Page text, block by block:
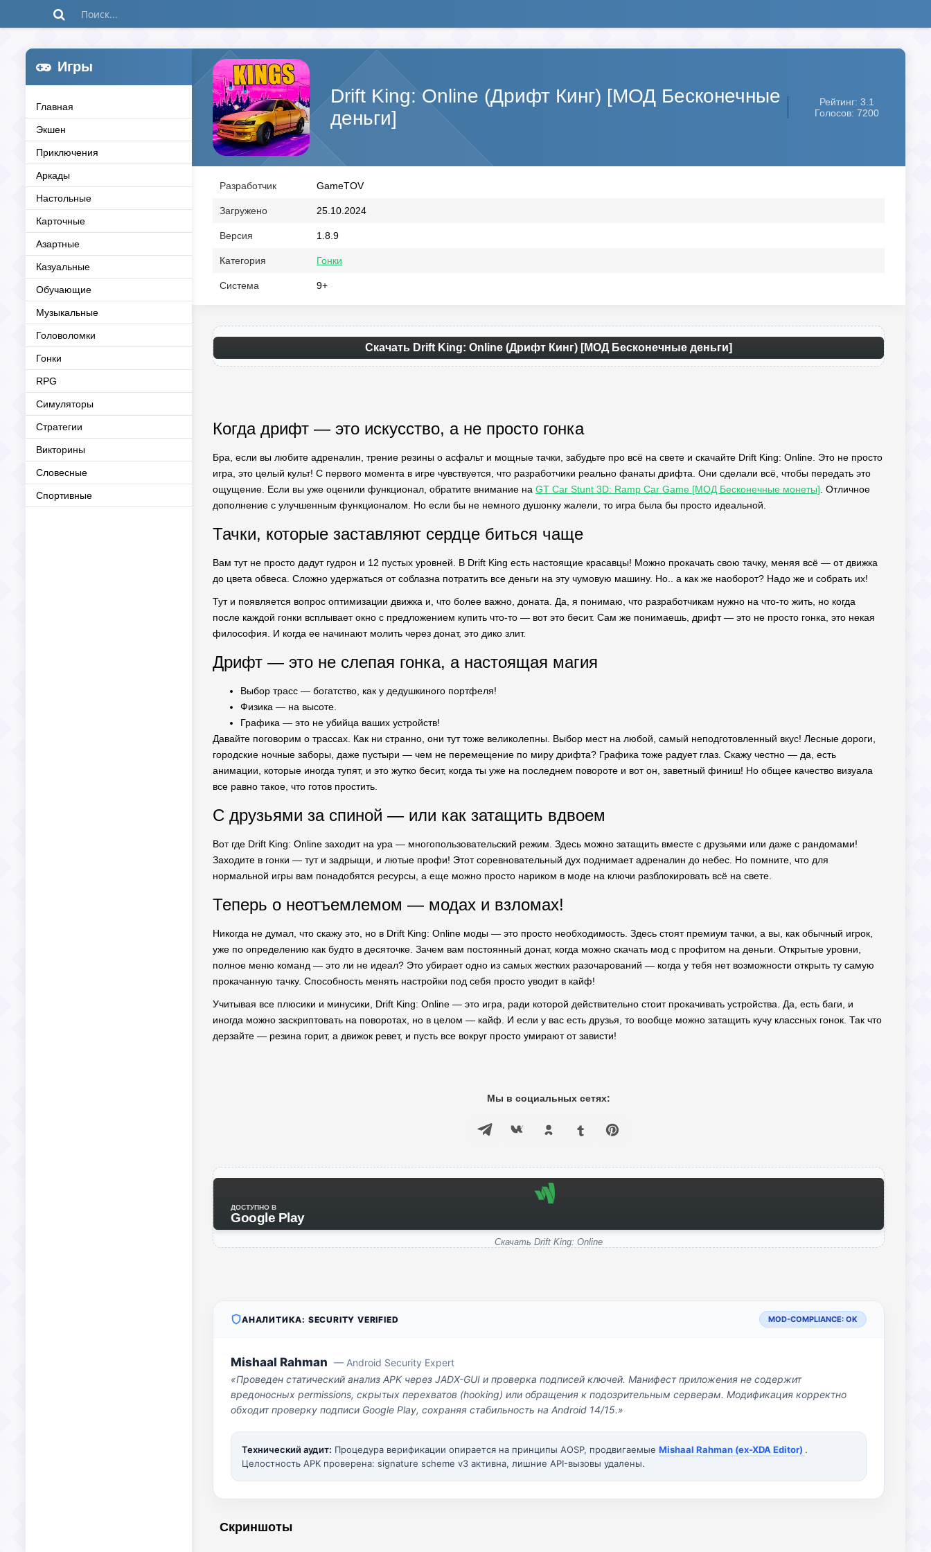
Игры
Главная
Экшен
Приключения
Аркады
Настольные
Карточные
Азартные
Казуальные
Обучающие
Музыкальные
Головоломки
Гонки
RPG
Симуляторы
Стратегии
Викторины
Словесные
Спортивные
Drift King: Online (Дрифт Кинг) [МОД Бесконечные
деньги]
Рейтинг: 3.1
Голосов: 7200
Разработчик GameTOV
Загружено 25.10.2024
Версия 1.8.9
Категория Гонки
Система 9+
Скачать Drift King: Online (Дрифт Кинг) [МОД Бесконечные деньги]
Когда дрифт — это искусство, а не просто гонка
Бра, если вы любите адреналин, трение резины о асфальт и мощные тачки, забудьте про всё на свете и скачайте Drift King: Online. Это не просто
игра, это целый культ! С первого момента в игре чувствуется, что разработчики реально фанаты дрифта. Они сделали всё, чтобы передать это
ощущение. Если вы уже оценили функционал, обратите внимание на GT Car Stunt 3D: Ramp Car Game [МОД Бесконечные монеты] . Отличное
дополнение с улучшенным функционалом. Но если бы не немного душонку жалели, то игра была бы просто идеальной.
Тачки, которые заставляют сердце биться чаще
Вам тут не просто дадут гудрон и 12 пустых уровней. В Drift King есть настоящие красавцы! Можно прокачать свою тачку, меняя всё — от движка
до цвета обвеса. Сложно удержаться от соблазна потратить все деньги на эту чумовую машину. Но.. а как же наоборот? Надо же и собрать их!
Тут и появляется вопрос оптимизации движка и, что более важно, доната. Да, я понимаю, что разработчикам нужно на что-то жить, но когда
после каждой гонки всплывает окно с предложением купить что-то — вот это бесит. Сам же понимаешь, дрифт — это не просто гонка, это некая
философия. И когда ее начинают молить через донат, это дико злит.
Дрифт — это не слепая гонка, а настоящая магия
Выбор трасс — богатство, как у дедушкиного портфеля!
Физика — на высоте.
Графика — это не убийца ваших устройств!
Давайте поговорим о трассах. Как ни странно, они тут тоже великолепны. Выбор мест на любой, самый неподготовленный вкус! Лесные дороги,
городские ночные заборы, даже пустыри — чем не перемещение по миру дрифта? Графика тоже радует глаз. Скажу честно — да, есть
анимации, которые иногда тупят, и это жутко бесит, когда ты уже на последнем повороте и вот он, заветный финиш! Но общее качество визуала
все равно такое, что готов простить.
С друзьями за спиной — или как затащить вдвоем
Вот где Drift King: Online заходит на ура — многопользовательский режим. Здесь можно затащить вместе с друзьями или даже с рандомами!
Заходите в гонки — тут и задрыщи, и лютые профи! Этот соревновательный дух поднимает адреналин до небес. Но помните, что для
нормальной игры вам понадобятся ресурсы, а еще можно просто нариком в моде на ключи разблокировать всё на свете.
Теперь о неотъемлемом — модах и взломах!
Никогда не думал, что скажу это, но в Drift King: Online моды — это просто необходимость. Здесь стоят премиум тачки, а вы, как обычный игрок,
уже по определению как будто в десяточке. Зачем вам постоянный донат, когда можно скачать мод с профитом на деньги. Открытые уровни,
полное меню команд — это ли не идеал? Это убирает одно из самых жестких разочарований — когда у тебя нет возможности открыть ту самую
прокачанную тачку. Способность менять настройки под себя просто уводит в кайф!
Учитывая все плюсики и минусики, Drift King: Online — это игра, ради которой действительно стоит прокачивать устройства. Да, есть баги, и
иногда можно заскриптовать на поворотах, но в целом — кайф. И если у вас есть друзья, то вообще можно затащить кучу классных гонок. Так что
дерзайте — резина горит, а движок ревет, и пусть все вокруг просто умирают от зависти!
Мы в социальных сетях:
ДОСТУПНО В
Google Play
Скачать Drift King: Online
АНАЛИТИКА: SECURITY VERIFIED MOD-COMPLIANCE: OK
Mishaal Rahman — Android Security Expert
«Проведен статический анализ APK через JADX-GUI и проверка подписей ключей. Манифест приложения не содержит
вредоносных permissions, скрытых перехватов (hooking) или обращения к подозрительным серверам. Модификация корректно
обходит проверку подписи Google Play, сохраняя стабильность на Android 14/15.»
Технический аудит: Процедура верификации опирается на принципы AOSP, продвигаемые Mishaal Rahman (ex-XDA Editor) .
Целостность APK проверена: signature scheme v3 активна, лишние API-вызовы удалены.
Скриншоты